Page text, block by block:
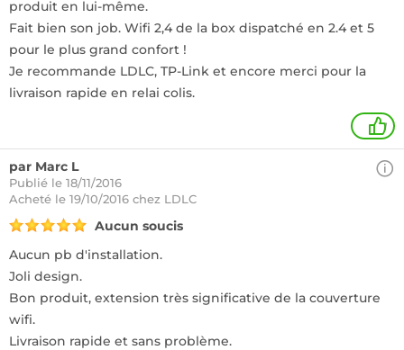
produit en lui-même.
Fait bien son job. Wifi 2,4 de la box dispatché en 2.4 et 5
pour le plus grand confort !
Je recommande LDLC, TP-Link et encore merci pour la
livraison rapide en relai colis.
1
par Marc L
Publié le 18/11/2016
Acheté le 19/10/2016 chez LDLC
Aucun soucis
Aucun pb d'installation.
Joli design.
Bon produit, extension très significative de la couverture
wifi.
Livraison rapide et sans problème.